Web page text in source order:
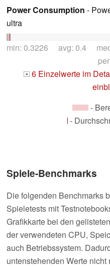
Power Consumption -
ultra
min: 0.3226 avg: 0.4
+ 6 Einzelwerte im
-
-
Spiele-Benchmarks
Die folgenden Benchmarks
Spieletests mit
Grafikkarte bei den
der verwendeten CPU,
auch Betriebssystem.
untenstehenden Werte nicht